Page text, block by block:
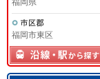
福岡県
福岡市東区